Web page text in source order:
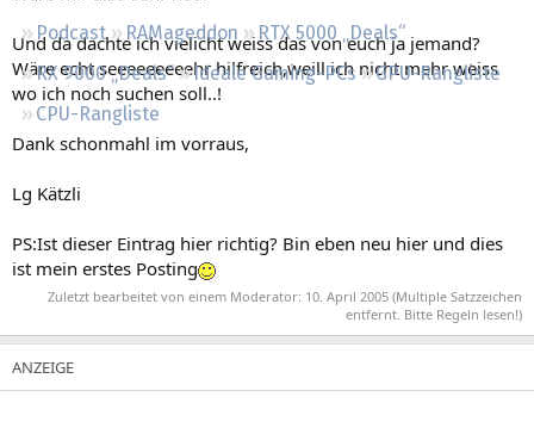
Podcast RAMageddon
RTX 5000 „Deals“
RX 9000 „Deals“
Ideale Gaming-PCs
GPU-Rangliste
CPU-Rangliste
Und da dachte ich vielicht weiss das von euch ja jemand?
Wäre echt seeeeeeeeehr hilfreich,weill ich nicht mehr weiss
wo ich noch suchen soll..!
Dank schonmahl im vorraus,
Lg Kätzli
PS:Ist dieser Eintrag hier richtig? Bin eben neu hier und dies
ist mein erstes Posting
Zuletzt bearbeitet von einem Moderator: 10. April 2005 (Multiple Satzzeichen
entfernt. Bitte Regeln lesen!)